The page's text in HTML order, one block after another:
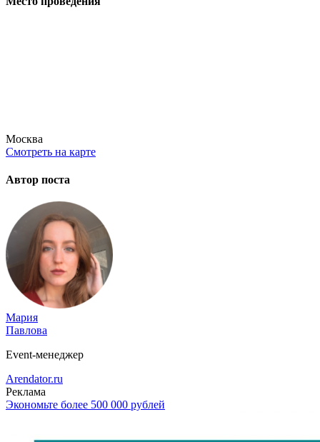
Москва
Смотреть на карте
Автор поста
Мария
Павлова
Event-менеджер
Arendator.ru
Реклама
Экономьте более 500 000 рублей